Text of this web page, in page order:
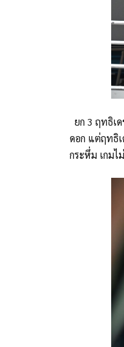
ยก 3 ฤทธิเ
ดอก แต่ฤทธิ
กระหึ่ม เกม